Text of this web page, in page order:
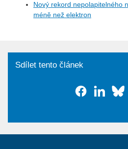
Nový rekord nepolapitelného
méně než elektron
Sdílet tento článek